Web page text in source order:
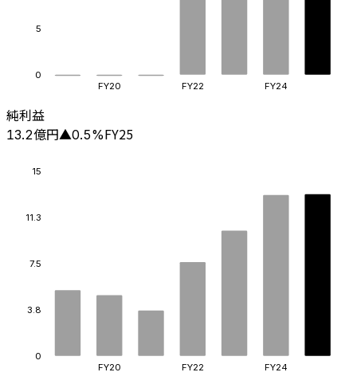
0
5
FY20 FY22 FY24
純利益
13.2億円▲0.5%FY25
0
3.8
7.5
11.3
15
FY20 FY22 FY24